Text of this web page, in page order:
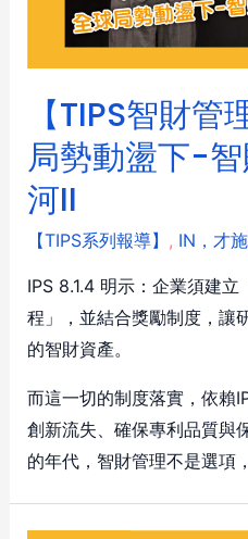
【TIPS智財
局勢動盪下-
河II
【TIPS系列報導】 , IN，才
IPS 8.1.4 明示：企業須建
程」，並結合獎勵制度，讓
的智財資產。
而這一切的制度落實，依賴
創新流失、確保專利品質與
的年代，智財管理不是選項